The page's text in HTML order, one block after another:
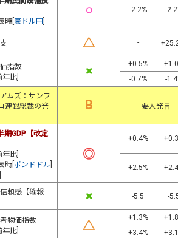
時[ 豪ドル円
○ -2.2% -
△ -
指数
年比]
× +0.5%
-0.7%
-
ムズ：サンフ
連銀総裁の発
B 要人発言
期GDP【改定
年比]
時[ ポンドドル
◎
+0.4%
+2.5%
頼感【確報
× -5.5 -
物価指数
年比]
△
+1.3%
+3.4%